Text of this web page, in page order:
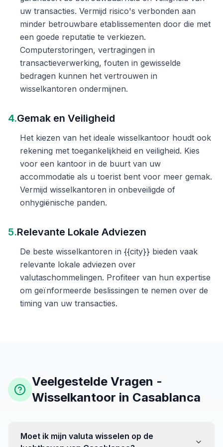
uw transacties. Vermijd risico's verbonden aan
minder betrouwbare etablissementen door die met
een goede reputatie te verkiezen.
Computerstoringen, vertragingen in
transactieverwerking, fouten in gewisselde
bedragen kunnen het vertrouwen in
wisselkantoren ondermijnen.
4.Gemak en Veiligheid
Het kiezen van het ideale wisselkantoor houdt ook
rekening met toegankelijkheid en veiligheid. Kies
voor een kantoor in de buurt van uw
accommodatie als u toerist bent voor meer gemak.
Vermijd wisselkantoren in onbeveiligde of
onhygiënische panden.
5.Relevante Lokale Adviezen
De beste wisselkantoren in {{city}} bieden vaak
relevante lokale adviezen over
valutaschommelingen. Profiteer van hun expertise
om geïnformeerde beslissingen te nemen over de
timing van uw transacties.
Veelgestelde Vragen -
Wisselkantoor in Casablanca
Moet ik mijn valuta wisselen op de